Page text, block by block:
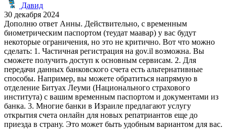
Давид
30 декабря 2024
Дополню ответ Анны. Действительно, с временным
биометрическим паспортом (теудат маавар) у вас будут
некоторые ограничения, но это не критично. Вот что можно
сделать: 1. Частичная регистрация на gov.il возможна. Вы
сможете получить доступ к основным сервисам. 2. Для
передачи данных банковского счета есть альтернативные
способы. Например, вы можете обратиться напрямую в
отделение Битуах Леуми (Национального страхового
института) с вашим временным паспортом и документами из
банка. 3. Многие банки в Израиле предлагают услугу
открытия счета онлайн для новых репатриантов еще до
приезда в страну. Это может быть удобным вариантом для вас.